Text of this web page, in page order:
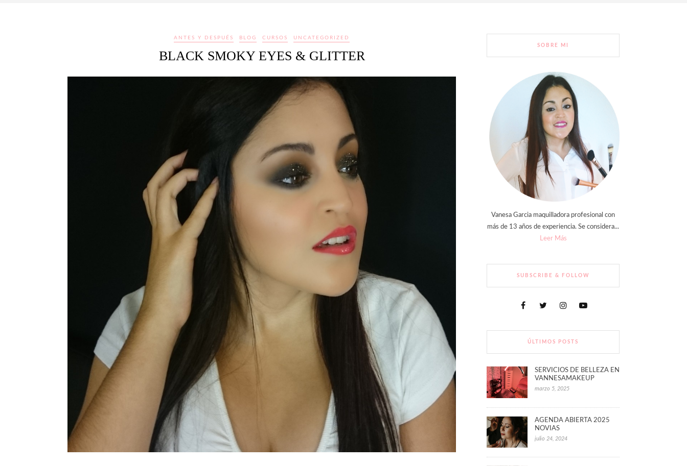
ANTES Y DESPUÉS BLOG CURSOS UNCATEGORIZED
BLACK SMOKY EYES & GLITTER
SOBRE MI
Vanesa Garcia maquilladora profesional con
más de 13 años de experiencia. Se considera...
Leer Más
SUBSCRIBE & FOLLOW
ÚLTIMOS POSTS
SERVICIOS DE BELLEZA EN
VANNESAMAKEUP
marzo 5, 2025
AGENDA ABIERTA 2025
NOVIAS
julio 24, 2024